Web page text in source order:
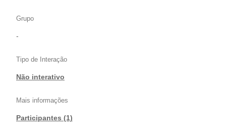
Grupo
-
Tipo de Interação
Não interativo
Mais informações
Participantes (1)